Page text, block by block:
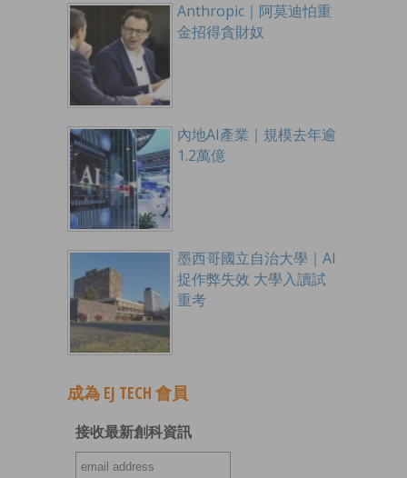
Anthropic｜阿莫迪怕重
金招得貪財奴
內地AI產業｜規模去年逾
1.2萬億
墨西哥國立自治大學｜AI
捉作弊失效 大學入讀試
重考
成為 EJ TECH 會員
接收最新創科資訊